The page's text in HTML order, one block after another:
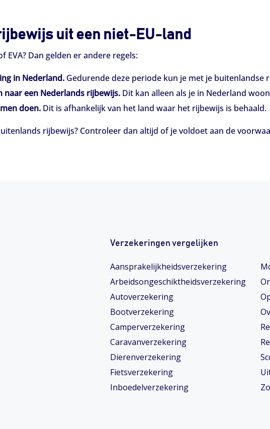
uit een niet-EU-land
EVA? Dan gelden er andere regels:
in Nederland. Gedurende deze periode kun je met je
naar een Nederlands rijbewijs. Dit kan alleen als je in Nederland
doen. Dit is afhankelijk van het land waar het rijbewijs is behaald.
rijbewijs? Controleer dan altijd of je voldoet aan de
Verzekeringen vergelijken
Aansprakelijkheidsverzekering
Arbeidsongeschiktheids­­verzekering
Autoverzekering
Bootverzekering
Camperverzekering
Caravanverzekering
Dierenverzekering
Fietsverzekering
Inboedelverzekering